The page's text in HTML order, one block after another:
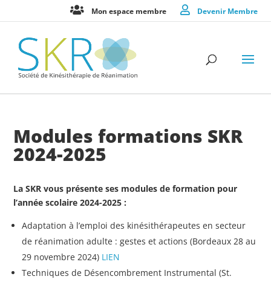
Mon espace membre Devenir Membre
Modules formations SKR
2024-2025
La SKR vous présente ses modules de formation pour
l’année scolaire 2024-2025 :
Adaptation à l’emploi des kinésithérapeutes en secteur
de réanimation adulte : gestes et actions (Bordeaux 28 au
29 novembre 2024) LIEN
Techniques de Désencombrement Instrumental (St.